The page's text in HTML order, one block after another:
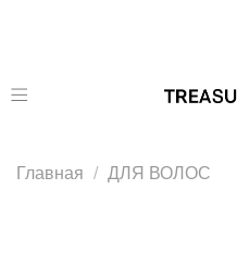
Главная ДЛЯ ВОЛОС